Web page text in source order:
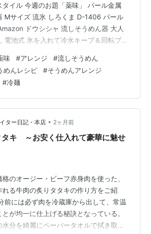
タイル 今週のお題「薬味」 パール金属
Mサイズ 流氷 しろくま D-1406 パール
ドウシシャ 流しそうめん器 大人
電池式 氷を入れて冷水キープ＆回転プロ
属 そうめん流し器 Mサイズ 流氷 ペン
ル金属株式会社 Amazon SUMMER
2026 今年の夏は、脱マンネリ。そうめん
シピTOP10 つゆだけじゃもったいない。
味 #アレンジ #流しそうめん
めんレシピ #そうめんアレンジ
#冷麺
ター日記・本店 • 2ヶ月前
タキ ～お安く仕入れて豪華に魅せ
のオージー・ビーフ赤身肉を使った、
れる牛肉の炙りタタキの作り方をご紹
前には必ず肉を冷蔵庫から出して、常温
が均一に仕上げる秘訣となっている。
水分を綺麗にペーパータオルで拭き取